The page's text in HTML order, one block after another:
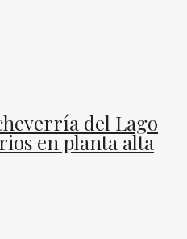
del Lago
en planta alta